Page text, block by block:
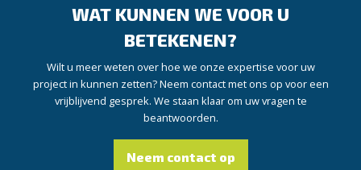
WAT KUNNEN WE VOOR U
BETEKENEN?
Wilt u meer weten over hoe we onze expertise voor uw
project in kunnen zetten? Neem contact met ons op voor een
vrijblijvend gesprek. We staan klaar om uw vragen te
beantwoorden.
Neem contact op